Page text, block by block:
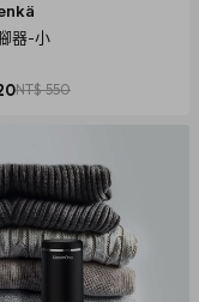
不同，以實際出貨
器-小
NT$ 550